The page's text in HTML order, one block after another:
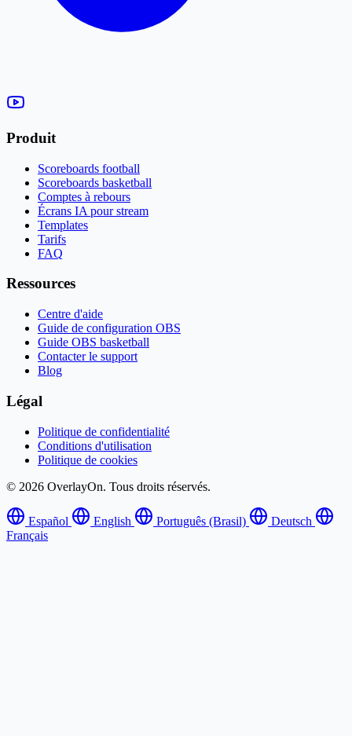
Produit
Scoreboards football
Scoreboards basketball
Comptes à rebours
Écrans IA pour stream
Templates
Tarifs
FAQ
Ressources
Centre d'aide
Guide de configuration OBS
Guide OBS basketball
Contacter le support
Blog
Légal
Politique de confidentialité
Conditions d'utilisation
Politique de cookies
© 2026 OverlayOn. Tous droits réservés.
Español English Português (Brasil)
Deutsch
Français